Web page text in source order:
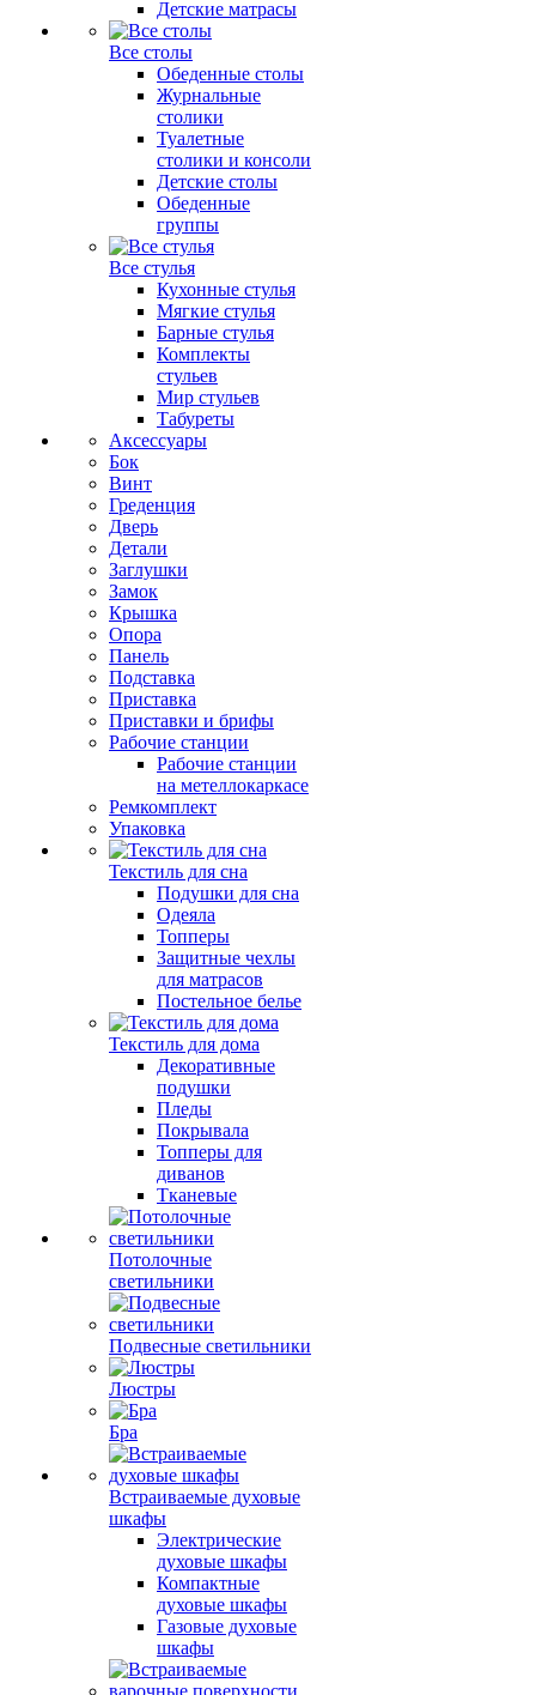
Детские матрасы
Все столы
Обеденные столы
Журнальные
столики
Туалетные
столики и консоли
Детские столы
Обеденные
группы
Все стулья
Кухонные стулья
Мягкие стулья
Барные стулья
Комплекты
стульев
Мир стульев
Табуреты
Аксессуары
Бок
Винт
Греденция
Дверь
Детали
Заглушки
Замок
Крышка
Опора
Панель
Подставка
Приставка
Приставки и брифы
Рабочие станции
Рабочие станции
на метеллокаркасе
Ремкомплект
Упаковка
Текстиль для сна
Подушки для сна
Одеяла
Топперы
Защитные чехлы
для матрасов
Постельное белье
Текстиль для дома
Декоративные
подушки
Пледы
Покрывала
Топперы для
диванов
Тканевые
Потолочные
светильники
Подвесные светильники
Люстры
Бра
Встраиваемые духовые
шкафы
Электрические
духовые шкафы
Компактные
духовые шкафы
Газовые духовые
шкафы